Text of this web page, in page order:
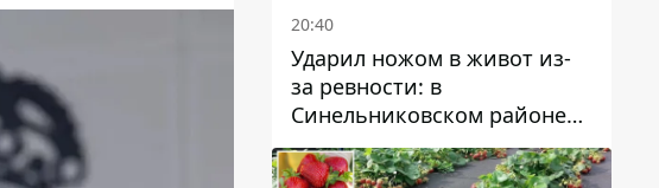
20:40
Ударил ножом в живот из-
за ревности: в
Синельниковском районе
задержали 49-летнего
мужчину за убийство